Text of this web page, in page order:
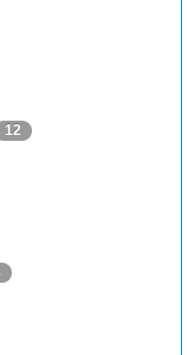
12